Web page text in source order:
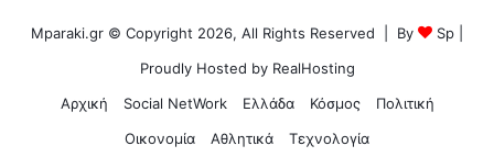
Mparaki.gr © Copyright 2026, All Rights Reserved | By Sp
Proudly Hosted by RealHosting
Αρχική
Social NetWork Ελλάδα Κόσμος
Πολιτική
Οικονομία
Αθλητικά Τεχνολογία